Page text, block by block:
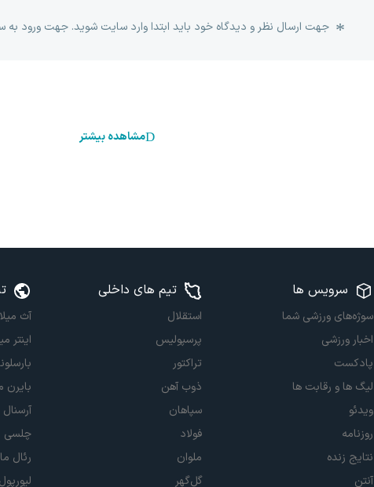
جهت ارسال نظر و دیدگاه خود باید ابتدا وارد سایت شوید. جهت ورود به
مشاهده بیشتر
سرویس ها
سوژه‌های ورزشی شما
اخبار ورزشی
پادکست
لیگ ها و رقابت ها
ویدئو
روزنامه
نتایج زنده
آنتن
تیم های داخلی
استقلال
پرسپولیس
تراکتور
ذوب آهن
سپاهان
فولاد
ملوان
گل‌گهر
آث
اینتر
بایرن
آرسنال
چلسی
رئال
لیورپول